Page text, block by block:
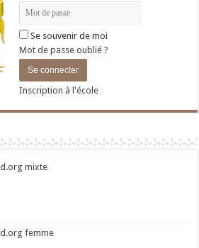
Se souvenir de moi
Mot de passe oublié ?
Inscription à l'école
mixte
femme